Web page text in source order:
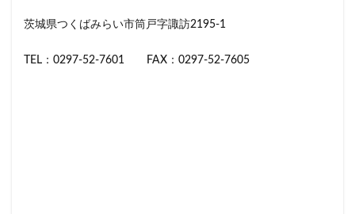
茨城県つくばみらい市筒戸字諏訪2195-1
TEL：0297-52-7601 FAX：0297-52-7605